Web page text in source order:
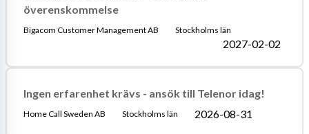
överenskommelse
Bigacom Customer Management AB Stockholms län
2027-02-02
Ingen erfarenhet krävs - ansök till Telenor idag!
Home Call Sweden AB Stockholms län 2026-08-31